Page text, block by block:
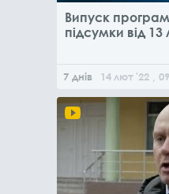
Випуск
підсумки від
7 днів 14 лют '22 ,